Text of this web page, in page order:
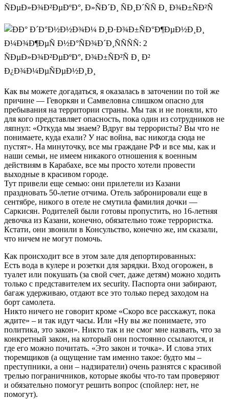
Как вы можете догадаться, я оказалась в заточении по той же
причине — Геворкян и Самвеловна слишком опасно для
пребывания на территории страны. Мы так и не поняли, кто
для кого представляет опасность, пока один из сотрудников не
ляпнул: «Откуда мы знаем? Вдруг вы террористы? Вы что не
понимаете, куда ехали? У нас война, вас никогда сюда не
пустят». На минуточку, все мы граждане РФ и все мы, как и
наши семьи, не имеем никакого отношения к военным
действиям в Карабахе, все мы просто хотели провести
выходные в красивом городе.
Тут привели еще семью: они прилетели из Казани
праздновать 50-летие отчима. Отель забронировали еще в
сентябре, никого в отеле не смутила фамилия дочки —
Саркисян. Родителей были готовы пропустить, но 16-летняя
девочка из Казани, конечно, обязательно тоже террористка.
Кстати, они звонили в Консульство, конечно же, им сказали,
что ничем не могут помочь.
Как происходит все в этом зале для депортированных:
Есть вода в кулере и розетки для зарядки. Вход огорожен, в
туалет или покушать (за свой счет, даже детям) можно ходить
только с представителем их security. Паспорта они забирают,
багаж удерживаю, отдают все это только перед заходом на
борт самолета.
Никто ничего не говорит кроме «Скоро все расскажут, пока
ждите» – и так идут часы. Или «Ну вы же понимаете, это
политика, это закон». Никто так и не смог мне назвать, что за
конкретный закон, на который они постоянно ссылаются, и
где его можно почитать. «Это закон и точка». И слова этих
тюремщиков (а ощущение там именно такое: будто мы –
преступники, а они – надзиратели) очень разнятся с красивой
трелью пограничников, которые якобы что-то там проверяют
и обязательно помогут решить вопрос (спойлер: нет, не
помогут).